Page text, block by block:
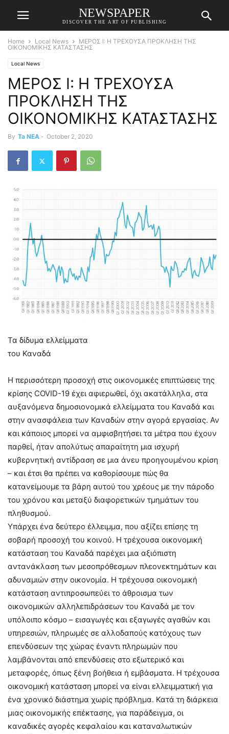
NEWSPAPER
DISCOVER THE ART OF PUBLISHING
Home Local News
ΜΕΡΟΣ Ι: Η ΤΡΕΧΟΥΣΑ ΠΡΟΚΛΗΣΗ ΤΗΣ
ΟΙΚΟΝΟΜΙΚΗΣ ΚΑΤΑΣΤΑΣΗΣ
Local News
ΜΕΡΟΣ Ι: Η ΤΡΕΧΟΥΣΑ
ΠΡΟΚΛΗΣΗ ΤΗΣ
ΟΙΚΟΝΟΜΙΚΗΣ ΚΑΤΑΣΤΑΣΗΣ
By Ta NEA - October 2, 2020
Τα δίδυμα ελλείμματα
του Καναδά
Η περισσότερη προσοχή στις οικονομικές επιπτώσεις της
κρίσης COVID-19 έχει αφιερωθεί, όχι ακατάλληλα, στα
αυξανόμενα δημοσιονομικά ελλείμματα του Καναδά και
στην ανασφάλεια των Καναδών στην αγορά εργασίας. Αν
και κάποιος μπορεί να αμφισβητήσει τα μέτρα που έχουν
παρθεί, ήταν απολύτως απαραίτητη μια ισχυρή
κυβερνητική αντίδραση σε μια άνευ προηγουμένου κρίση
– και έτσι θα πρέπει να καθορίσουμε πώς θα
κατανείμουμε τα βάρη αυτού του χρέους με την πάροδο
του χρόνου και μεταξύ διαφορετικών τμημάτων του
πληθυσμού.
Υπάρχει ένα δεύτερο έλλειμμα, που αξίζει επίσης τη
σοβαρή προσοχή του κοινού. Η τρέχουσα οικονομική
κατάσταση του Καναδά παρέχει μια αξιόπιστη
αντανάκλαση των μεσοπρόθεσμων πλεονεκτημάτων και
αδυναμιών στην οικονομία. Η τρέχουσα οικονομική
κατάσταση αντιπροσωπεύει το άθροισμα των
οικονομικών αλληλεπιδράσεων του Καναδά με τον
υπόλοιπο κόσμο – εισαγωγές και εξαγωγές αγαθών και
υπηρεσιών, πληρωμές σε αλλοδαπούς κατόχους των
επενδύσεων της χώρας έναντι πληρωμών που
λαμβάνονται από επενδύσεις στο εξωτερικό και
μεταφορές, όπως ξένη βοήθεια ή εμβάσματα. Η τρέχουσα
οικονομική κατάσταση μπορεί να είναι ελλειμματική για
ένα χρονικό διάστημα χωρίς πρόβλημα. Κατά τη διάρκεια
μιας οικονομικής επέκτασης, για παράδειγμα, οι
καναδικές αγορές κεφαλαίου και καταναλωτικών